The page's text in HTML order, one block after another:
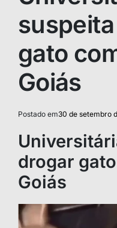
gato
Goiás
Postado em30 de setembro
drogar
Goiás